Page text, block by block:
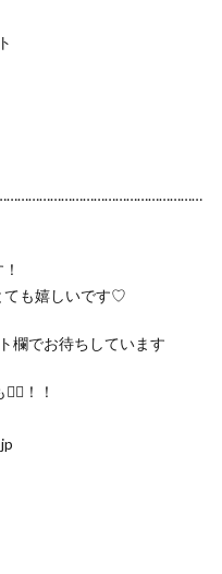
ても嬉しいです♡
欄でお待ちしています
！！